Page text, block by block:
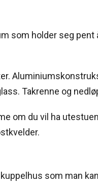
som holder seg
Takrenne og
om du vil ha
som man